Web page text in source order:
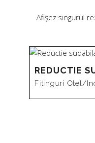
Afișez singurul
REDUCTIE
Fitinguri Otel/